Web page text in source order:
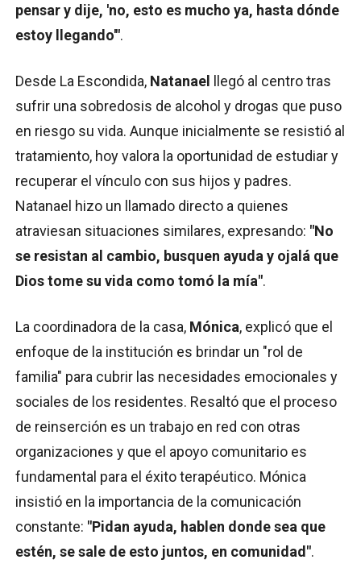
pensar y dije, 'no, esto es mucho ya, hasta dónde
estoy llegando'".
Desde La Escondida, Natanael llegó al centro tras
sufrir una sobredosis de alcohol y drogas que puso
en riesgo su vida. Aunque inicialmente se resistió al
tratamiento, hoy valora la oportunidad de estudiar y
recuperar el vínculo con sus hijos y padres.
Natanael hizo un llamado directo a quienes
atraviesan situaciones similares, expresando: "No
se resistan al cambio, busquen ayuda y ojalá que
Dios tome su vida como tomó la mía".
La coordinadora de la casa, Mónica, explicó que el
enfoque de la institución es brindar un "rol de
familia" para cubrir las necesidades emocionales y
sociales de los residentes. Resaltó que el proceso
de reinserción es un trabajo en red con otras
organizaciones y que el apoyo comunitario es
fundamental para el éxito terapéutico. Mónica
insistió en la importancia de la comunicación
constante: "Pidan ayuda, hablen donde sea que
estén, se sale de esto juntos, en comunidad".